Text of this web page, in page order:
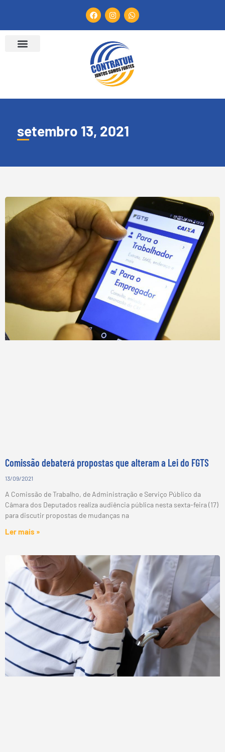
setembro 13, 2021
Comissão debaterá propostas que alteram a Lei do FGTS
13/09/2021
A Comissão de Trabalho, de Administração e Serviço Público da
Câmara dos Deputados realiza audiência pública nesta sexta-feira (17)
para discutir propostas de mudanças na
Ler mais »